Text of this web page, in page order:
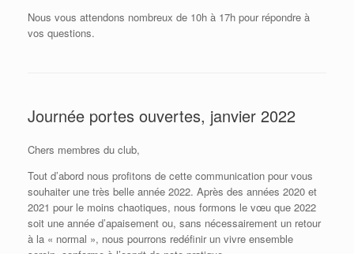
Nous vous attendons nombreux de 10h à 17h pour répondre à
vos questions.
Journée portes ouvertes, janvier 2022
Chers membres du club,
Tout d’abord nous profitons de cette communication pour vous
souhaiter une très belle année 2022. Après des années 2020 et
2021 pour le moins chaotiques, nous formons le vœu que 2022
soit une année d’apaisement ou, sans nécessairement un retour
à la « normal », nous pourrons redéfinir un vivre ensemble